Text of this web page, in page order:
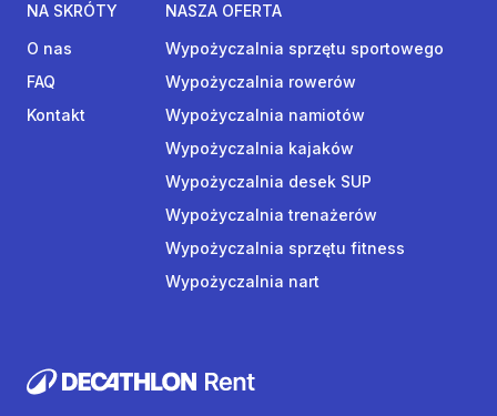
NA SKRÓTY
O nas
FAQ
Kontakt
NASZA OFERTA
Wypożyczalnia sprzętu sportowego
Wypożyczalnia rowerów
Wypożyczalnia namiotów
Wypożyczalnia kajaków
Wypożyczalnia desek SUP
Wypożyczalnia trenażerów
Wypożyczalnia sprzętu fitness
Wypożyczalnia nart